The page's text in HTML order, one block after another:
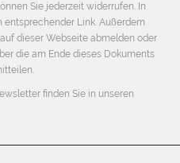
Sie jederzeit widerrufen. In
Link. Außerdem
dieser Webseite abmelden oder
die am Ende dieses Dokuments
finden Sie in unseren